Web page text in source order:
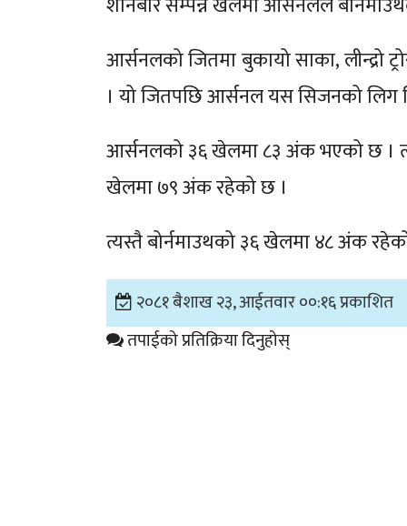
आर्सनलको जितमा बुकायो साका, लीन्द्रो
। यो जितपछि आर्सनल यस सिजनको लिग
आर्सनलको ३६ खेलमा ८३ अंक भएको छ ।
खेलमा ७९ अंक रहेको छ ।
त्यस्तै बोर्नमाउथको ३६ खेलमा ४८ अंक
२०८१ बैशाख २३, आईतवार ००:१६ प्रकाशित
तपाईको प्रतिक्रिया दिनुहोस्